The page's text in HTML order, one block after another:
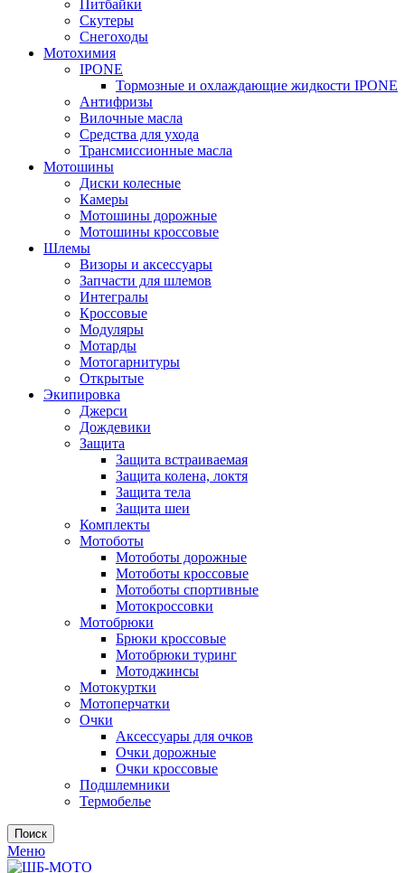
Питбайки
Скутеры
Снегоходы
Мотохимия
IPONE
Тормозные и охлаждающие жидкости IPONE
Антифризы
Вилочные масла
Средства для ухода
Трансмиссионные масла
Мотошины
Диски колесные
Камеры
Мотошины дорожные
Мотошины кроссовые
Шлемы
Визоры и аксессуары
Запчасти для шлемов
Интегралы
Кроссовые
Модуляры
Мотарды
Мотогарнитуры
Открытые
Экипировка
Джерси
Дождевики
Защита
Защита встраиваемая
Защита колена, локтя
Защита тела
Защита шеи
Комплекты
Мотоботы
Мотоботы дорожные
Мотоботы кроссовые
Мотоботы спортивные
Мотокроссовки
Мотобрюки
Брюки кроссовые
Мотобрюки туринг
Мотоджинсы
Мотокуртки
Мотоперчатки
Очки
Аксессуары для очков
Очки дорожные
Очки кроссовые
Подшлемники
Термобелье
Поиск
Меню